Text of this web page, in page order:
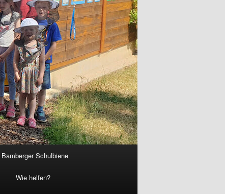
Bamberger Schulbiene
Wie helfen?